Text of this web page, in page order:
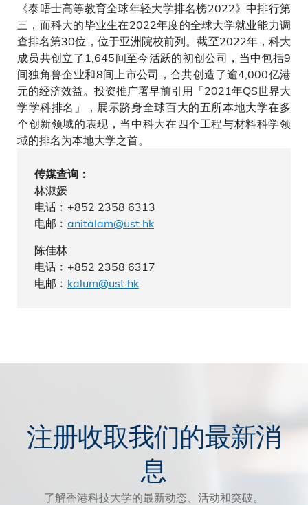
《泰晤士高等教育全球年轻大学排名榜2022》中排行第
三，而科大的毕业生在2022年度的全球大学就业能力调
查排名第30位，位于亚洲院校前列。截至2022年，科大
成员共创立了1,645间至今活跃的初创公司，当中包括9
间独角兽企业和8间上市公司，合共创造了逾4,000亿港
元的经济效益。投资推广署早前引用「2021年QS世界大
学学科排名」，展示跻身全球百大的五所本地大学在多
个创新领域的表现，当中科大在四个工程与材料科学领
域的排名为本地大学之首。
传媒查询：
林淑媛
电话﹕+852 2358 6313
电邮﹕ anitalam@ust.hk
陈佳林
电话﹕+852 2358 6317
电邮﹕ kalum@ust.hk
注册收取我们的最新消
息
了解香港科技大学的最新动态、活动和突破。